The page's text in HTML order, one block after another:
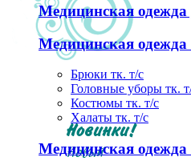
Медицинская
Медицинская одежда
Брюки тк. т/с
Головные уборы тк.
Костюмы тк. т/с
Халаты тк. т/с
Медицинская